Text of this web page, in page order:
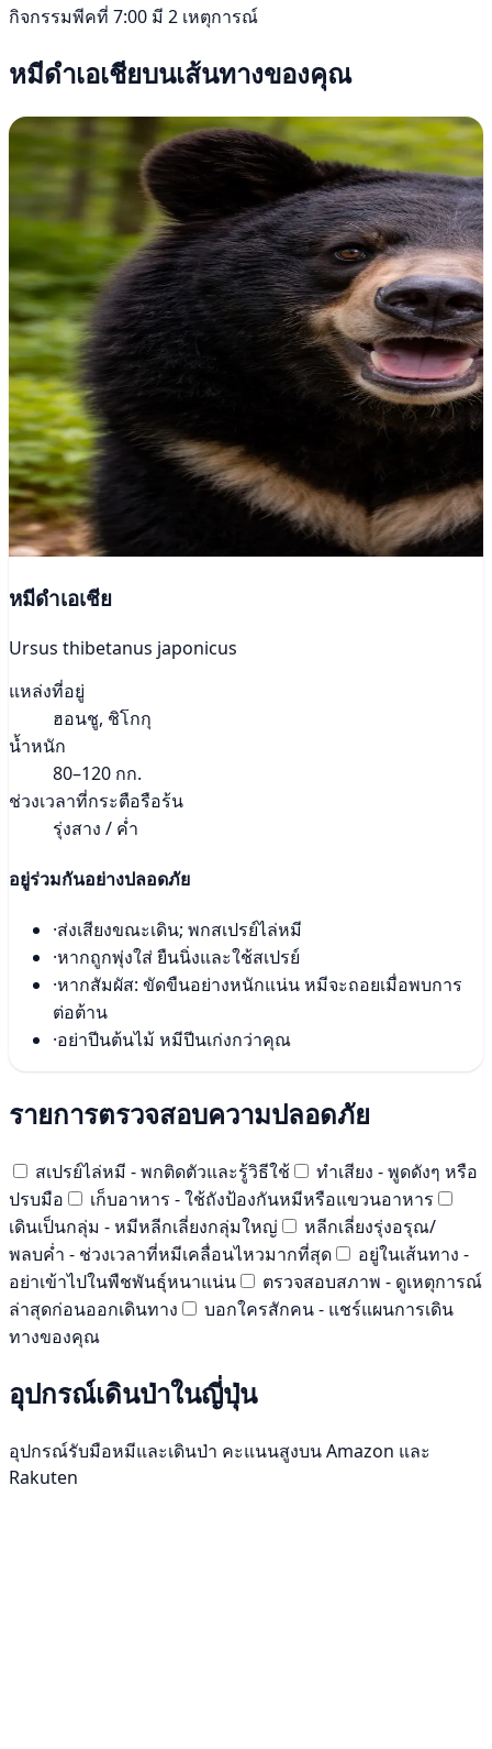
กิจกรรมพีคที่ 7:00 มี 2 เหตุการณ์
หมีดำเอเชียบนเส้นทางของคุณ
หมีดำเอเชีย
Ursus thibetanus japonicus
แหล่งที่อยู่
ฮอนชู, ชิโกกุ
น้ำหนัก
80–120 กก.
ช่วงเวลาที่กระตือรือร้น
รุ่งสาง / ค่ำ
อยู่ร่วมกันอย่างปลอดภัย
·ส่งเสียงขณะเดิน; พกสเปรย์ไล่หมี
·หากถูกพุ่งใส่ ยืนนิ่งและใช้สเปรย์
·หากสัมผัส: ขัดขืนอย่างหนักแน่น หมีจะถอยเมื่อพบการ
ต่อต้าน
·อย่าปีนต้นไม้ หมีปีนเก่งกว่าคุณ
รายการตรวจสอบความปลอดภัย
สเปรย์ไล่หมี - พกติดตัวและรู้วิธีใช้
ทำเสียง - พูดดังๆ หรือ
ปรบมือ
เก็บอาหาร - ใช้ถังป้องกันหมีหรือแขวนอาหาร
เดินเป็นกลุ่ม - หมีหลีกเลี่ยงกลุ่มใหญ่
หลีกเลี่ยงรุ่งอรุณ/
พลบค่ำ - ช่วงเวลาที่หมีเคลื่อนไหวมากที่สุด
อยู่ในเส้นทาง -
อย่าเข้าไปในพืชพันธุ์หนาแน่น
ตรวจสอบสภาพ - ดูเหตุการณ์
ล่าสุดก่อนออกเดินทาง
บอกใครสักคน - แชร์แผนการเดิน
ทางของคุณ
อุปกรณ์เดินป่าในญี่ปุ่น
อุปกรณ์รับมือหมีและเดินป่า คะแนนสูงบน Amazon และ
Rakuten